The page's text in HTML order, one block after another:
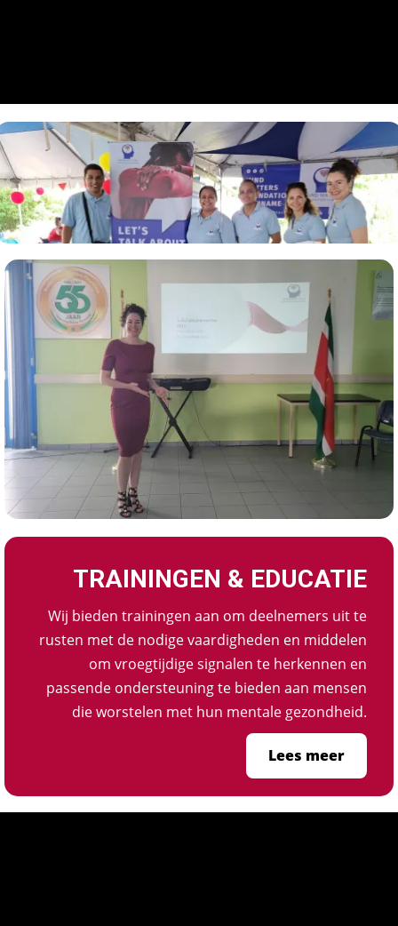
TRAININGEN & EDUCATIE
Wij bieden trainingen aan om deelnemers uit te
rusten met de nodige vaardigheden en middelen
om vroegtijdige signalen te herkennen en
passende ondersteuning te bieden aan mensen
die worstelen met hun mentale gezondheid.
Lees meer